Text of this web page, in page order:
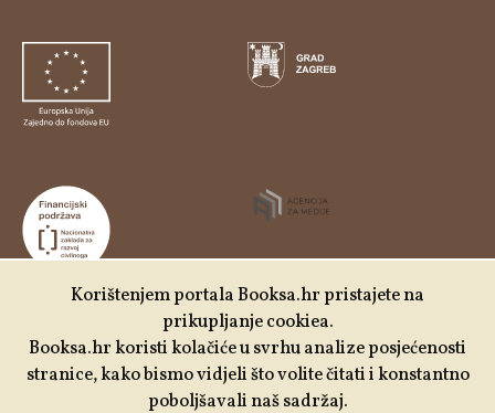
Udruga Kulturtreger je korisnik institucionalne podrške
Nacionalne zaklade za razvoj civilnoga društva za
stabilizaciju i/ili razvoj udruge u području demokratizacije i
Korištenjem portala Booksa.hr pristajete na
prikupljanje cookiea.
Booksa.hr koristi kolačiće u svrhu analize posjećenosti
stranice, kako bismo vidjeli što volite čitati i konstantno
poboljšavali naš sadržaj.